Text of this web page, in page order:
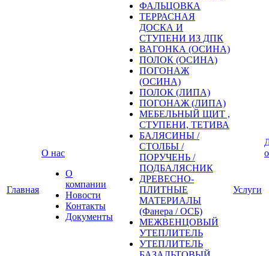
Главная
О нас
О
компании
Новости
Контакты
Документы
ФАЛЬЦОВКА
ТЕРРАСНАЯ
ДОСКА И
СТУПЕНИ ИЗ ДПК
ВАГОНКА (ОСИНА)
ПОЛОК (ОСИНА)
ПОГОНАЖ
(ОСИНА)
ПОЛОК (ЛИПА)
ПОГОНАЖ (ЛИПА)
МЕБЕЛЬНЫЙ ЩИТ ,
СТУПЕНИ, ТЕТИВА
БАЛЯСИНЫ /
СТОЛБЫ /
ПОРУЧЕНЬ /
ПОДБАЛЯСНИК
ДРЕВЕСНО-
ПЛИТНЫЕ
МАТЕРИАЛЫ
(Фанера / ОСБ)
МЕЖВЕНЦОВЫЙ
УТЕПЛИТЕЛЬ
УТЕПЛИТЕЛЬ
Услуги